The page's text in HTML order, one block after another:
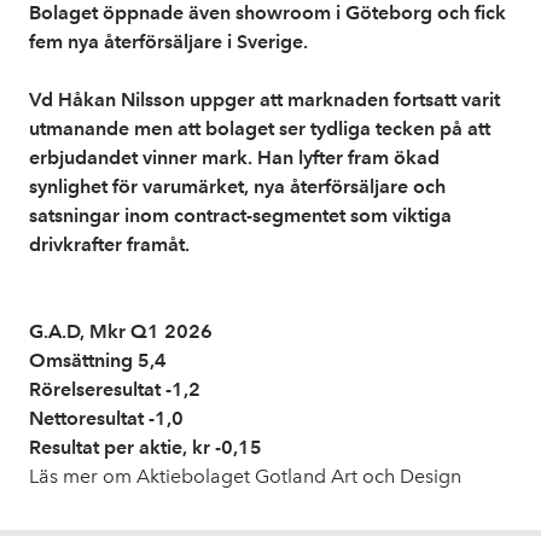
Bolaget öppnade även showroom i Göteborg och fick
fem nya återförsäljare i Sverige.
Vd Håkan Nilsson uppger att marknaden fortsatt varit
utmanande men att bolaget ser tydliga tecken på att
erbjudandet vinner mark. Han lyfter fram ökad
synlighet för varumärket, nya återförsäljare och
satsningar inom contract-segmentet som viktiga
drivkrafter framåt.
G.A.D, Mkr Q1 2026
Omsättning 5,4
Rörelseresultat -1,2
Nettoresultat -1,0
Resultat per aktie, kr -0,15
Läs mer om Aktiebolaget Gotland Art och Design